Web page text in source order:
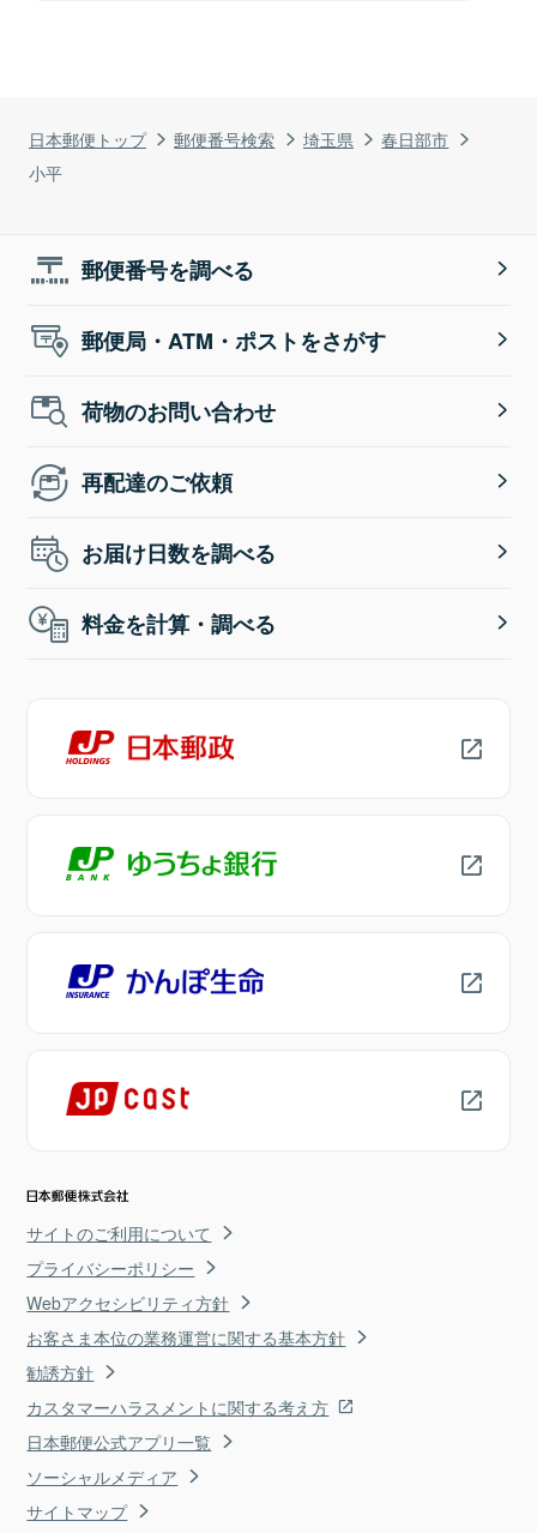
日本郵便トップ 郵便番号検索 埼玉県
春日部市
小平
郵便番号を調べる
郵便局・ATM・ポストをさがす
荷物のお問い合わせ
再配達のご依頼
お届け日数を調べる
料金を計算・調べる
サイトのご利用について
プライバシーポリシー
Webアクセシビリティ方針
お客さま本位の業務運営に関する基本方針
勧誘方針
カスタマーハラスメントに関する考え方
日本郵便公式アプリ一覧
ソーシャルメディア
サイトマップ